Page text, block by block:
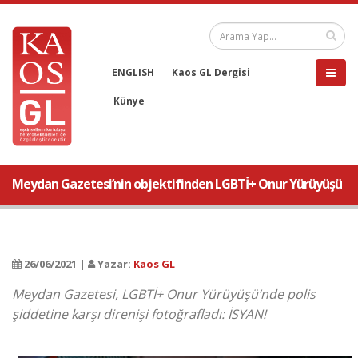
ENGLISH Kaos GL Dergisi
Künye
Meydan Gazetesi’nin objektifinden LGBTİ+ Onur Yürüyüşü
26/06/2021 | Yazar: Kaos GL
Meydan Gazetesi, LGBTİ+ Onur Yürüyüşü’nde polis
şiddetine karşı direnişi fotoğrafladı: İSYAN!